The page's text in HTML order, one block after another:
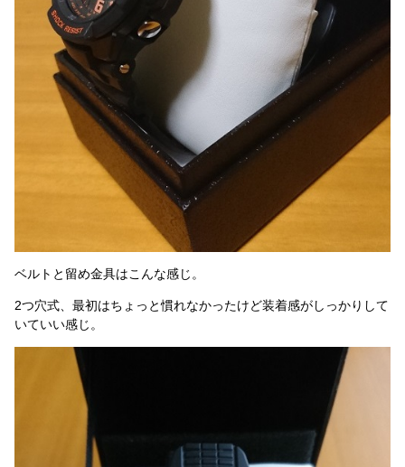
ベルトと留め金具はこんな感じ。
2つ穴式、最初はちょっと慣れなかったけど装着感がしっかりして
いていい感じ。